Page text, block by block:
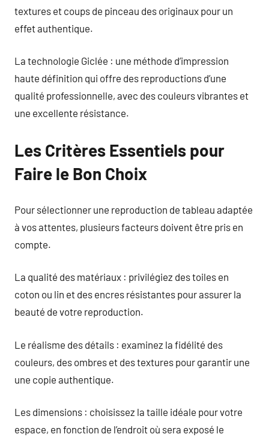
textures et coups de pinceau des originaux pour un
effet authentique.
La technologie Giclée : une méthode d’impression
haute définition qui offre des reproductions d’une
qualité professionnelle, avec des couleurs vibrantes et
une excellente résistance.
Les Critères Essentiels pour
Faire le Bon Choix
Pour sélectionner une reproduction de tableau adaptée
à vos attentes, plusieurs facteurs doivent être pris en
compte.
La qualité des matériaux : privilégiez des toiles en
coton ou lin et des encres résistantes pour assurer la
beauté de votre reproduction.
Le réalisme des détails : examinez la fidélité des
couleurs, des ombres et des textures pour garantir une
une copie authentique.
Les dimensions : choisissez la taille idéale pour votre
espace, en fonction de l’endroit où sera exposé le